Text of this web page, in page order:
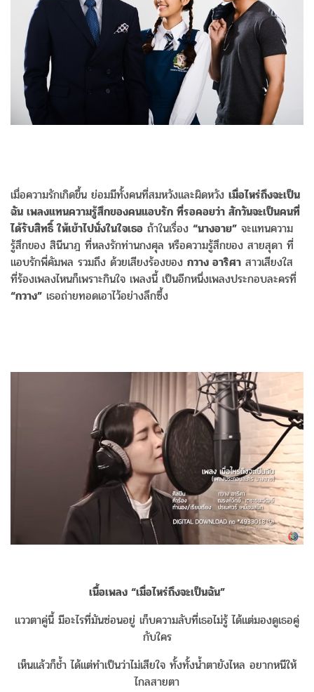
เมื่อความรักเกิดขึ้น ย่อมมีทั้งคนที่สมหวังและผิดหวัง เมื่อไหร่ถึงจะเป็น
ฉัน เพลงแทนความรู้สึกของคนแอบรัก ที่รอคอยว่า สักวันจะเป็นคนที่
ได้รับสิทธิ์ ให้เข้าไปนั่งในใจเธอ ถ้าในเรื่อง “นางอาย” จะแทนความ
รู้สึกของ สินีนาฎ ที่หลงรักท่านกงศุล หรือความรู้สึกของ สายสุดา ที่
แอบรักพี่คัมพล รวมถึง ด้วยเสียงร้องของ กวาง อาริศา สาวเสียงใส
ที่ร้องเพลงไหนก็เพราะกินใจ เพลงนี้ เป็นอีกหนึ่งเพลงประกอบละครที่
“กวาง” เธอถ่ายทอดเอาไว้อย่างลึกซึ้ง
เนื้อเพลง “เมื่อไหร่ถึงจะเป็นฉัน”
แววตาคู่นี้ มีอะไรที่มันซ่อนอยู่ เก็บความลับที่เธอไม่รู้ ได้แต่มองดูเธอคู่
กับใคร
เห็นแล้วก็ช้ำ ได้แต่ทำเป็นว่าไม่เสียใจ ทั้งทั้งน้ำตายังไหล อยากหนีให้
ไกลสายตา